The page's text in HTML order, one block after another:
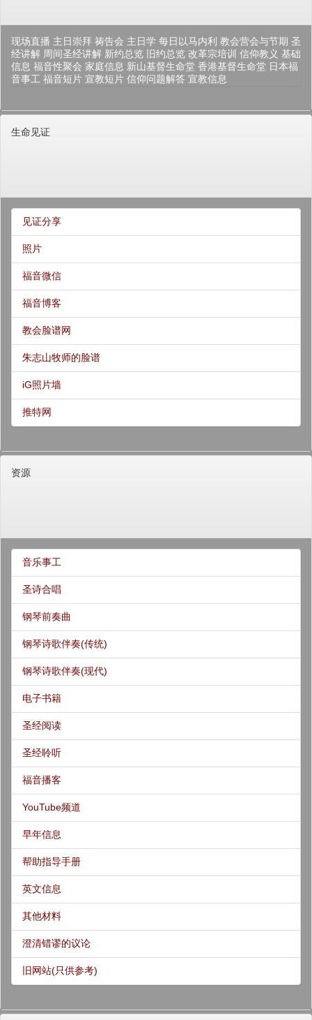
现场直播 主日崇拜 祷告会 主日学 每日以马内利 教会营会与节期 圣
经讲解 周间圣经讲解 新约总览 旧约总览 改革宗培训 信仰教义 基础
信息 福音性聚会 家庭信息 新山基督生命堂 香港基督生命堂 日本福
音事工 福音短片 宣教短片 信仰问题解答 宣教信息
生命见证
见证分享
照片
福音微信
福音博客
教会脸谱网
朱志山牧师的脸谱
iG照片墙
推特网
资源
音乐事工
圣诗合唱
钢琴前奏曲
钢琴诗歌伴奏(传统)
钢琴诗歌伴奏(现代)
电子书籍
圣经阅读
圣经聆听
福音播客
YouTube频道
早年信息
帮助指导手册
英文信息
其他材料
澄清错谬的议论
旧网站(只供参考)